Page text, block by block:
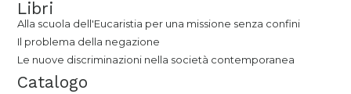
Libri
Alla scuola dell'Eucaristia per una missione senza confini
Il problema della negazione
Le nuove discriminazioni nella società contemporanea
Catalogo